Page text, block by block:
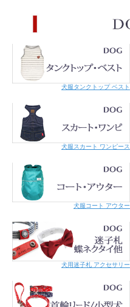
犬服タンクトップ ベスト
犬服スカート ワンピース
犬服コート アウター
犬用迷子札 アクセサリー